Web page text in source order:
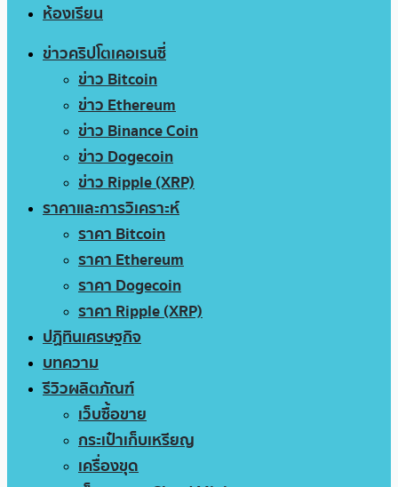
ห้องเรียน
ข่าวคริปโตเคอเรนซี่
ข่าว Bitcoin
ข่าว Ethereum
ข่าว Binance Coin
ข่าว Dogecoin
ข่าว Ripple (XRP)
ราคาและการวิเคราะห์
ราคา Bitcoin
ราคา Ethereum
ราคา Dogecoin
ราคา Ripple (XRP)
ปฏิทินเศรษฐกิจ
บทความ
รีวิวผลิตภัณฑ์
เว็บซื้อขาย
กระเป๋าเก็บเหรียญ
เครื่องขุด